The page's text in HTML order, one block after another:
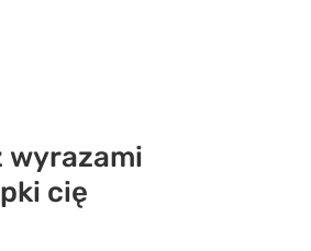
wyrazami
cię